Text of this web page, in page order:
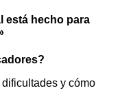
está hecho para
y cómo